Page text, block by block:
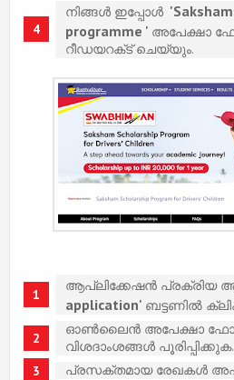
നിങ്ങൾ ഇപ്പോൾ '
programme ' അപേക്ഷാ
റീഡയറക്‌ട് ചെയ്യും.
ആപ്ലിക്കേഷൻ പ്രക്രിയ
application' ബട്ടണിൽ
ഓൺലൈൻ അപേക്ഷാ
വിശദാംശങ്ങൾ പൂരിപ്പിക്കുക.
പ്രസക്തമായ രേഖകൾ